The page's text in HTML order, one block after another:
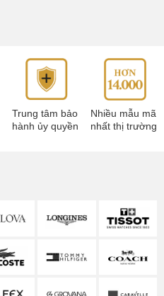
Trung tâm bảo
hành ủy quyền
Nhiều mẫu mã
nhất thị trường